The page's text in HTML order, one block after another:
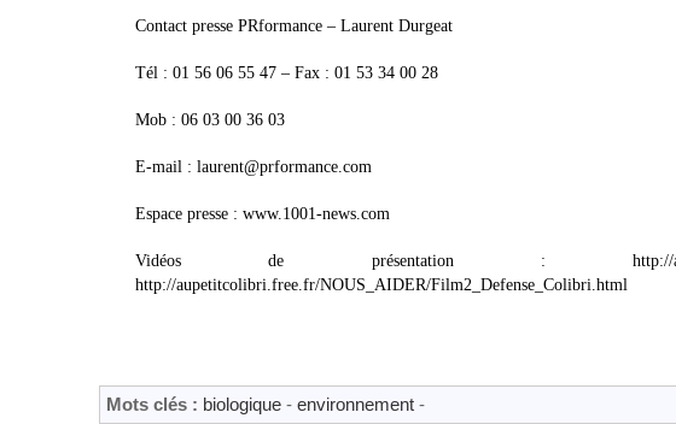
Contact presse PRformance – Laurent Durgeat
Tél : 01 56 06 55 47 – Fax : 01 53 34 00 28
Mob : 06 03 00 36 03
E-mail : laurent@prformance.com
Espace presse : www.1001-news.com
Vidéos de présentation : http://
http://aupetitcolibri.free.fr/NOUS_AIDER/Film2_Defense_Colibri.html
Mots clés : biologique - environnement -